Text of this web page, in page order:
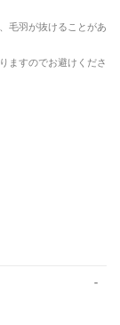
毛羽が抜けることがあ
ますのでお避けくださ